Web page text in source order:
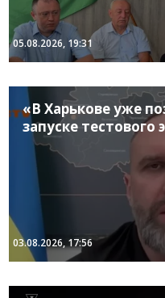
05.08.2026, 19:31
«В Харькове уже
запуске тестового
03.08.2026, 17:56